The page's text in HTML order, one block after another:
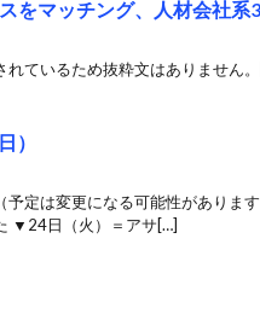
をマッチング、人材会社系
れているため抜粋文はありません
）
定は変更になる可能性がありま
▼24日（火）＝アサ[…]